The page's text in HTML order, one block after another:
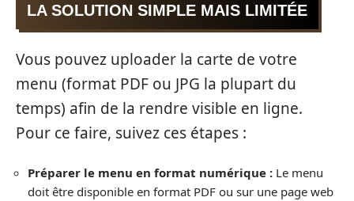
LA SOLUTION SIMPLE MAIS LIMITÉE
Vous pouvez uploader la carte de votre
menu (format PDF ou JPG la plupart du
temps) afin de la rendre visible en ligne.
Pour ce faire, suivez ces étapes :
Préparer le menu en format numérique : Le menu
doit être disponible en format PDF ou sur une page web